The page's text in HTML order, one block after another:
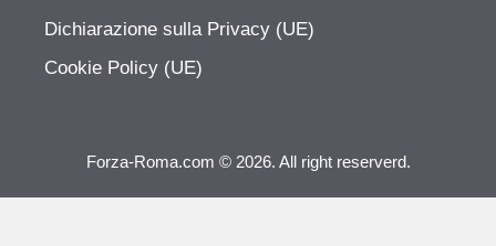
Dichiarazione sulla Privacy (UE)
Cookie Policy (UE)
Forza-Roma.com © 2026. All right reserverd.